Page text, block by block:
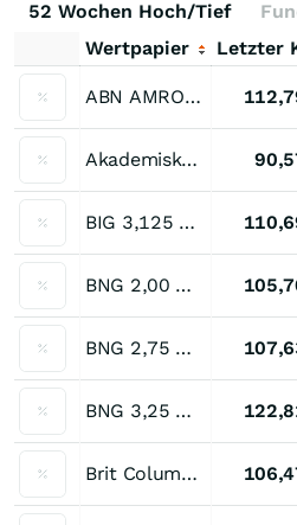
52 Wochen Hoch/Tief
Wertpapier
Letzter
ABN AMRO 3,375 % bis 08/31
Akademiska Unternehmensanleihe 0,65 % bis 02/44
BIG 3,125 % bis 09/31
BNG 2,00 % bis 11/30
BNG 2,75 % bis 04/30
BNG 3,25 % bis 06/37
Brit Columbia 2,50 % bis 04/30